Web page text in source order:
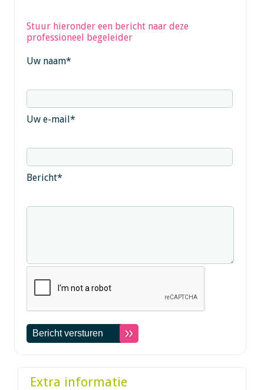
Stuur hieronder een bericht naar deze
professioneel begeleider
Uw naam*
Uw e-mail*
Bericht*
Extra informatie